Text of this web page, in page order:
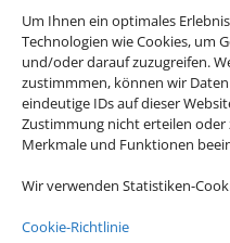
Um Ihnen ein optimales
Technologien wie Cookies, um
und/oder darauf zuzugreifen.
zustimmmen, können wir
eindeutige IDs auf dieser
Zustimmung nicht erteilen
Merkmale und Funktionen
Wir verwenden Statistiken-
Cookie-Richtlinie
service@aerotransa.de
Öffnungszeiten